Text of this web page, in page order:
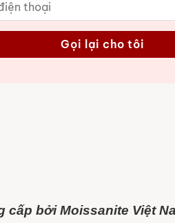
bởi Moissanite Việt